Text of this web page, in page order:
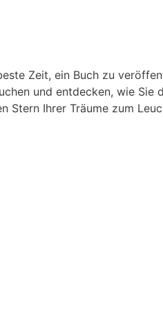
Zeit, ein Buch zu
und entdecken, wie
Stern Ihrer Träume zum